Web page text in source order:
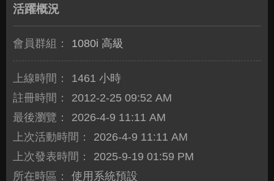
活躍概況
會員群組： 1080i 高級
上線時間：
1461 小時
註冊時間：
2012-2-25 09:52 AM
最後瀏覽：
2026-4-9 11:11 AM
上次活動時間：
2026-4-9 11:11 AM
上次發表時間：
2025-9-19 01:59 PM
所在時區：
使用系統預設